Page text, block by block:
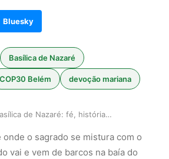
Bluesky
Basílica de Nazaré
COP30 Belém devoção mariana
Basílica de Nazaré: fé, história e o coração do…
onde o sagrado se mistura com o
vai e vem de barcos na baía do